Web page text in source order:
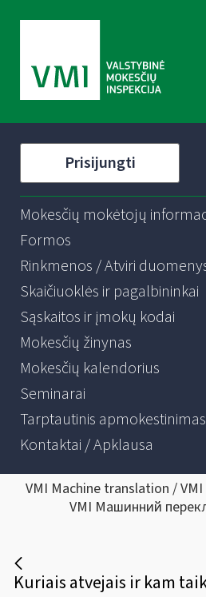
Prisijungti
Mokesčių mokėtojų
Formos
Rinkmenos / Atviri
Skaičiuoklės ir pagalbininkai
Sąskaitos ir įmokų kodai
Mokesčių žinynas
Mokesčių kalendorius
Seminarai
Tarptautinis apmokestinimas
Kontaktai / Apklausa
VMI Machine translation /
VMI Машинний